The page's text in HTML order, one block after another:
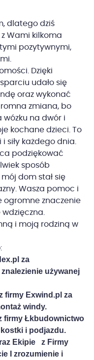
dlatego dziś
Wami kilkoma
pozytywnymi,
Dzięki
udało się
oraz wykonać
zmiana, bo
wózku na dwór i
kochane dzieci. To
siły każdego dnia.
podziękować
sposób
dom stał się
Wasza pomoc i
ogromne znaczenie
i moją rodziną w
za
znalezienie używanej
firmy Exwind.pl za
windy.
firmy Łkbudownictwo
i podjazdu.
Ekipie
z Firmy
I zrozumienie i